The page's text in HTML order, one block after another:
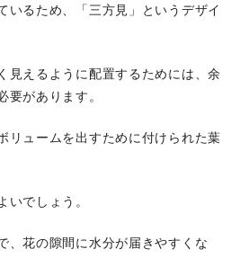
いるため、「三方見」というデザイ
見えるように配置するためには、余
要があります。
リュームを出すために付けられた葉
いでしょう。
、花の隙間に水分が届きやすくな